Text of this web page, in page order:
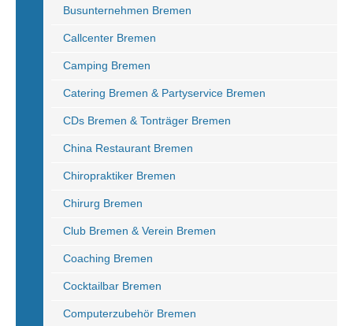
Busunternehmen Bremen
Callcenter Bremen
Camping Bremen
Catering Bremen & Partyservice Bremen
CDs Bremen & Tonträger Bremen
China Restaurant Bremen
Chiropraktiker Bremen
Chirurg Bremen
Club Bremen & Verein Bremen
Coaching Bremen
Cocktailbar Bremen
Computerzubehör Bremen